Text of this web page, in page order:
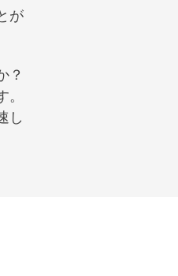
が
？
し